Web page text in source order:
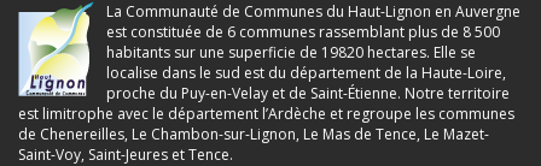
La Communauté de Communes du Haut-Lignon en Auvergne
est constituée de 6 communes rassemblant plus de 8 500
habitants sur une superficie de 19820 hectares. Elle se
localise dans le sud est du département de la Haute-Loire,
proche du Puy-en-Velay et de Saint-Étienne. Notre territoire
est limitrophe avec le département l’Ardèche et regroupe les communes
de Chenereilles, Le Chambon-sur-Lignon, Le Mas de Tence, Le Mazet-
Saint-Voy, Saint-Jeures et Tence.